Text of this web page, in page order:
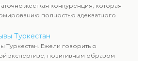
жесткая конкуренция, которая
полностью адекватного
Туркестан
Туркестан. Ежели говорить о
экспертизе, позитивным образом